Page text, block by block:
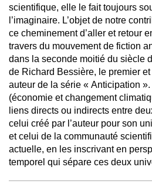
scientifique, elle le fait toujours
l’imaginaire. L’objet de notre
ce cheminement d’aller et retour
travers du mouvement de fiction
dans la seconde moitié du siècle
de Richard Bessière, le premier
auteur de la série « Anticipation
(économie et changement
liens directs ou indirects entre
celui créé par l’auteur pour son
et celui de la communauté
actuelle, en les inscrivant en
temporel qui sépare ces deux